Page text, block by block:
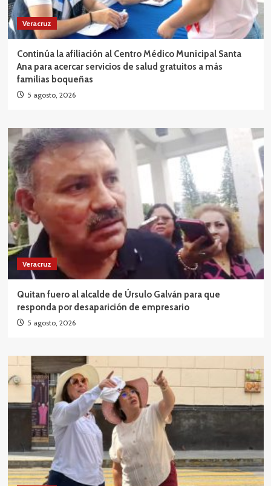
Veracruz
Continúa la afiliación al Centro Médico Municipal Santa
Ana para acercar servicios de salud gratuitos a más
familias boqueñas
5 agosto, 2026
Veracruz
Quitan fuero al alcalde de Úrsulo Galván para que
responda por desaparición de empresario
5 agosto, 2026